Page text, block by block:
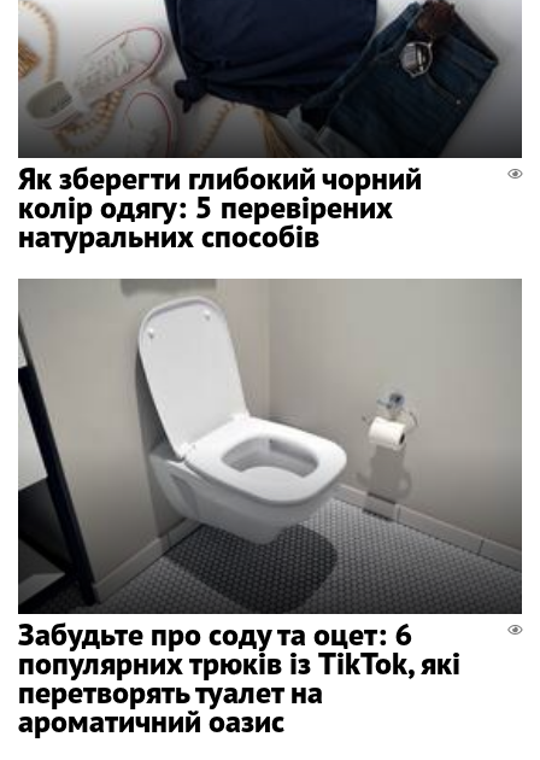
Як зберегти глибокий чорний
колір одягу: 5 перевірених
натуральних способів
Забудьте про соду та оцет: 6
популярних трюків із TikTok, які
перетворять туалет на
ароматичний оазис